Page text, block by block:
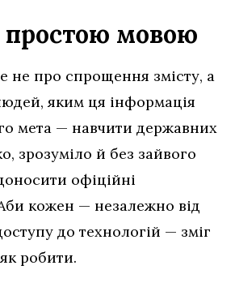
простою мовою
не про спрощення змісту, а
яким ця інформація
мета — навчити державних
зрозуміло й без зайвого
офіційні
кожен — незалежно від
до технологій — зміг
робити.